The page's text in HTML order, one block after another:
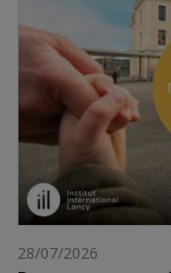
28/07/2026